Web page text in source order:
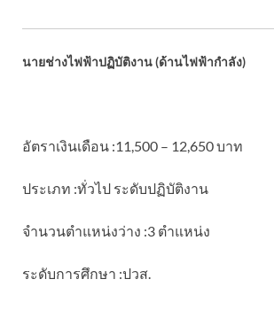
นายช่างไฟฟ้าปฏิบัติงาน (ด้านไฟฟ้ากำลัง)
อัตราเงินเดือน :11,500 – 12,650 บาท
ประเภท :ทั่วไป ระดับปฏิบัติงาน
จำนวนตำแหน่งว่าง :3 ตำแหน่ง
ระดับการศึกษา :ปวส.